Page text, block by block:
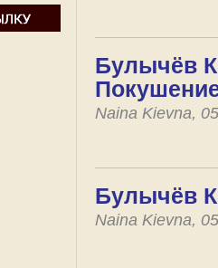
Булычёв
Naina Kievna,
Булычёв
Naina Kievna,